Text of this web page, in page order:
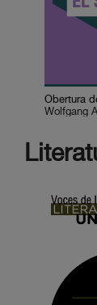
Wolfgang